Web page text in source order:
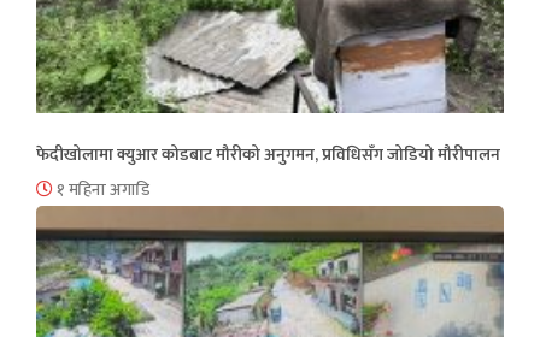
फेदीखोलामा क्युआर कोडबाट मौरीको अनुगमन, प्रविधिसँग जोडियो मौरीपालन
१ महिना अगाडि